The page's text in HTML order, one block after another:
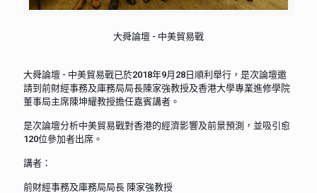
大舜論壇 - 中美貿易戰
大舜論壇 - 中美貿易戰已於2018年9月28日順利舉行，是次論壇邀
請到前財經事務及庫務局局長陳家強教授及香港大學專業進修學院
董事局主席陳坤耀教授擔任嘉賓講者。
是次論壇分析中美貿易戰對香港的經濟影響及前景預測，並吸引愈
120位參加者出席。
講者：
前財經事務及庫務局局長 陳家強教授